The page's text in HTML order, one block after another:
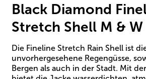
Black Diamond
Stretch Shell M & W
Die Fineline Stretch Rain Shell ist
unvorhergesehene Regengüsse,
Bergen als auch in der Stadt. Mit